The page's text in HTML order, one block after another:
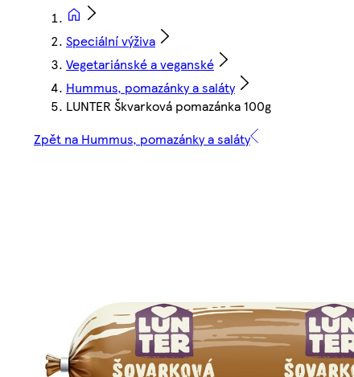
Speciální výživa
Vegetariánské a veganské
Hummus, pomazánky a saláty
LUNTER Škvarková pomazánka 100g
Zpět na Hummus, pomazánky a saláty